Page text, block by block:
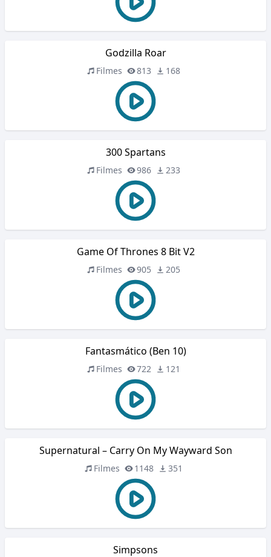
Godzilla Roar
Filmes 813 168
300 Spartans
Filmes 986 233
Game Of Thrones 8 Bit V2
Filmes 905 205
Fantasmático (Ben 10)
Filmes 722 121
Supernatural – Carry On My Wayward Son
Filmes 1148 351
Simpsons